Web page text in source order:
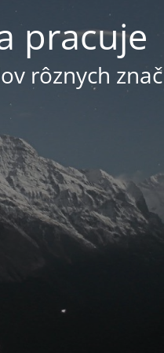
pracuje
rôznych